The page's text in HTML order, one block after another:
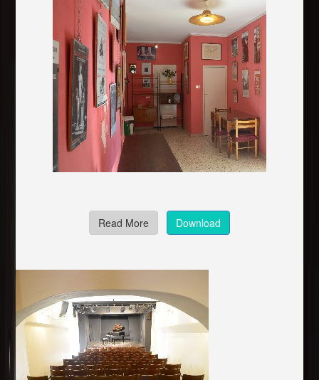
Read More Download